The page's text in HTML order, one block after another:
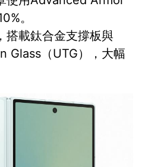
。
搭載鈦合金支撐板與
Glass（UTG），大幅